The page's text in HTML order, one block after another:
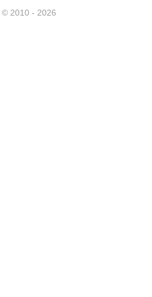
© 2010 - 2026